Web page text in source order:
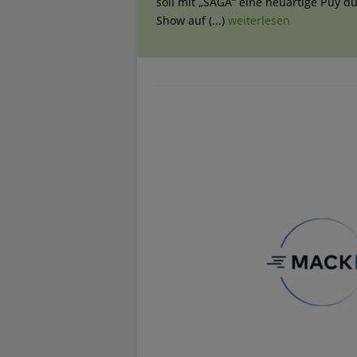
Show auf (...) weiterlesen